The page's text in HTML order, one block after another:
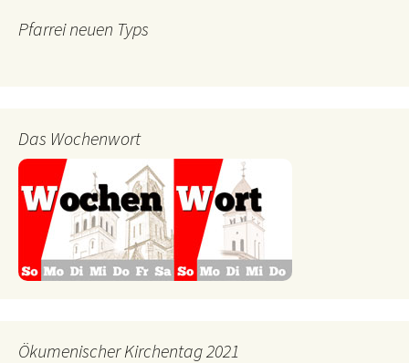
Pfarrei neuen Typs
Das Wochenwort
Ökumenischer Kirchentag 2021